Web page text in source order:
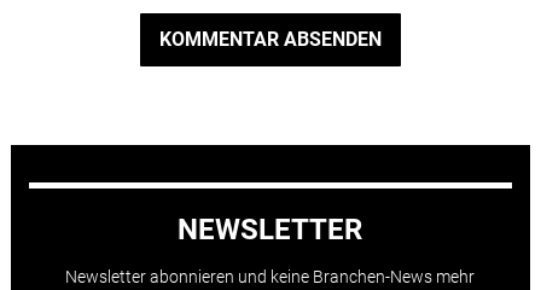
KOMMENTAR ABSENDEN
NEWSLETTER
Newsletter abonnieren und keine Branchen-News mehr